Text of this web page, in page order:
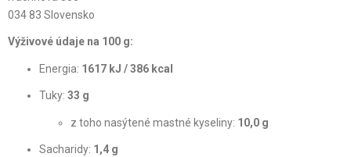
034 83 Slovensko
Výživové údaje na 100 g:
Energia: 1617 kJ / 386 kcal
Tuky: 33 g
z toho nasýtené mastné kyseliny: 10,0 g
Sacharidy: 1,4 g